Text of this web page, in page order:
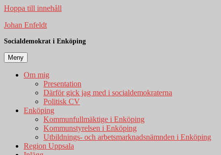
Hoppa till innehåll
Johan Enfeldt
Socialdemokrat i Enköping
Meny
Om mig
Presentation
Därför gick jag med i socialdemokraterna
Politisk CV
Enköping
Kommunfullmäktige i Enköping
Kommunstyrelsen i Enköping
Utbildnings- och arbetsmarknadsnämnden i Enköping
Region Uppsala